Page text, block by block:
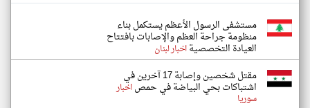
مستشفى الرسول الأعظم يستكمل بناء
منظومة جراحة العظم والإصابات بافتتاح
العيادة التخصصيةاخبار لبنان
مقتل شخصين وإصابة 17 آخرين في
اشتباكات بحي البياضة في حمصاخبار
سوريا